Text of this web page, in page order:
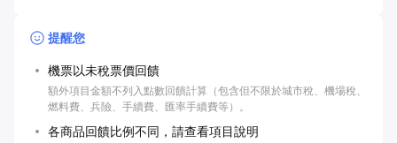
提醒您
機票以未稅票價回饋
額外項目金額不列入點數回饋計算（包含但不限於城市稅、機場稅、
燃料費、兵險、手續費、匯率手續費等）。
各商品回饋比例不同，請查看項目說明